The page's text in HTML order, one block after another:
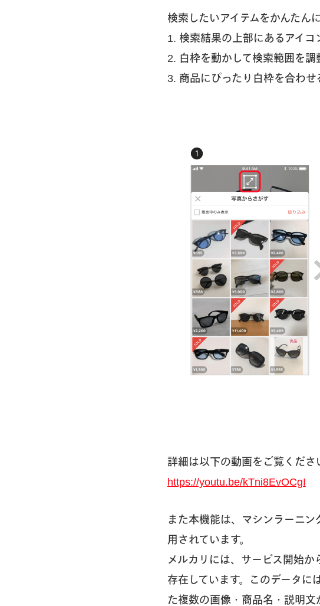
検索したいアイテムをかんたん
1. 検索結果の上部にあるアイコ
2. 白枠を動かして検索範囲を調
3. 商品にぴったり白枠を合わ
詳細は以下の動画をご覧くださ
https://youtu.be/kTni8EvOCgI
また本機能は、マシンラーニ
用されています。
メルカリには、サービス開始
存在しています。このデータに
た複数の画像・商品名・説明